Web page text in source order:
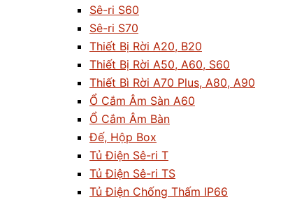
Sê-ri S60
Sê-ri S70
Thiết Bị Rời A20, B20
Thiết Bị Rời A50, A60, S60
Thiết Bì Rời A70 Plus, A80, A90
Ổ Cắm Âm Sàn A60
Ổ Cắm Âm Bàn
Đế, Hộp Box
Tủ Điện Sê-ri T
Tủ Điện Sê-ri TS
Tủ Điện Chống Thấm IP66